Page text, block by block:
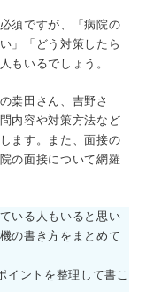
須ですが、「病院の
」「どう対策したら
もいるでしょう。
桒田さん、吉野さ
内容や対策方法など
ます。また、面接の
の面接について網羅
いる人もいると思い
の書き方をまとめて
イントを整理して書こ